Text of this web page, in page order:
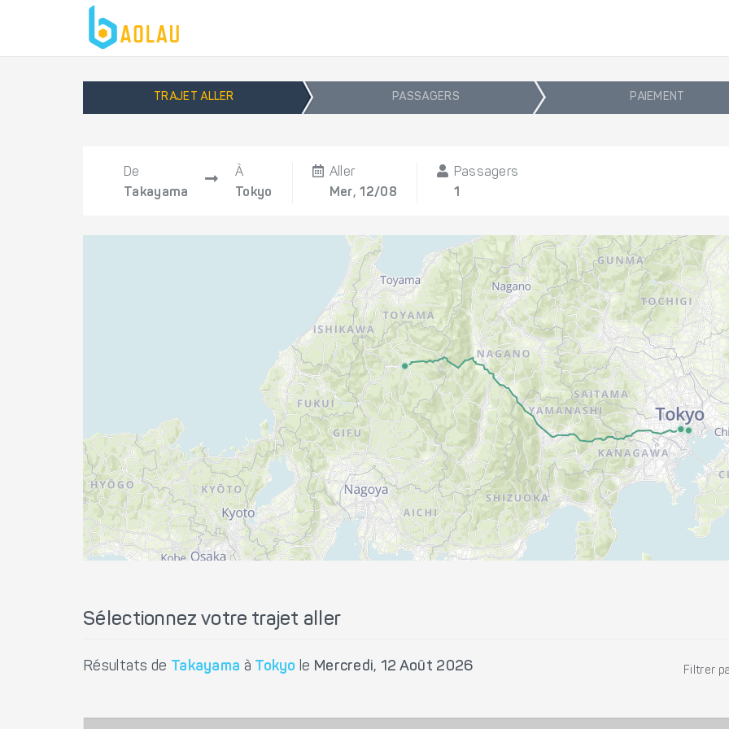
TRAJET ALLER PASSAGERS PAIEMENT
De
Takayama
À
Tokyo
Aller
Mer, 12/08
Passagers
1
Sélectionnez votre trajet aller
Résultats de Takayama à Tokyo le Mercredi, 12 Août 2026 Filtrer